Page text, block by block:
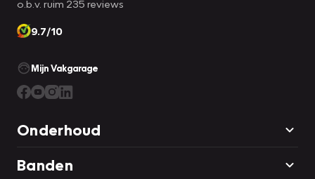
o.b.v. ruim 235 reviews
9.7/10
Mijn Vakgarage
Onderhoud
Banden